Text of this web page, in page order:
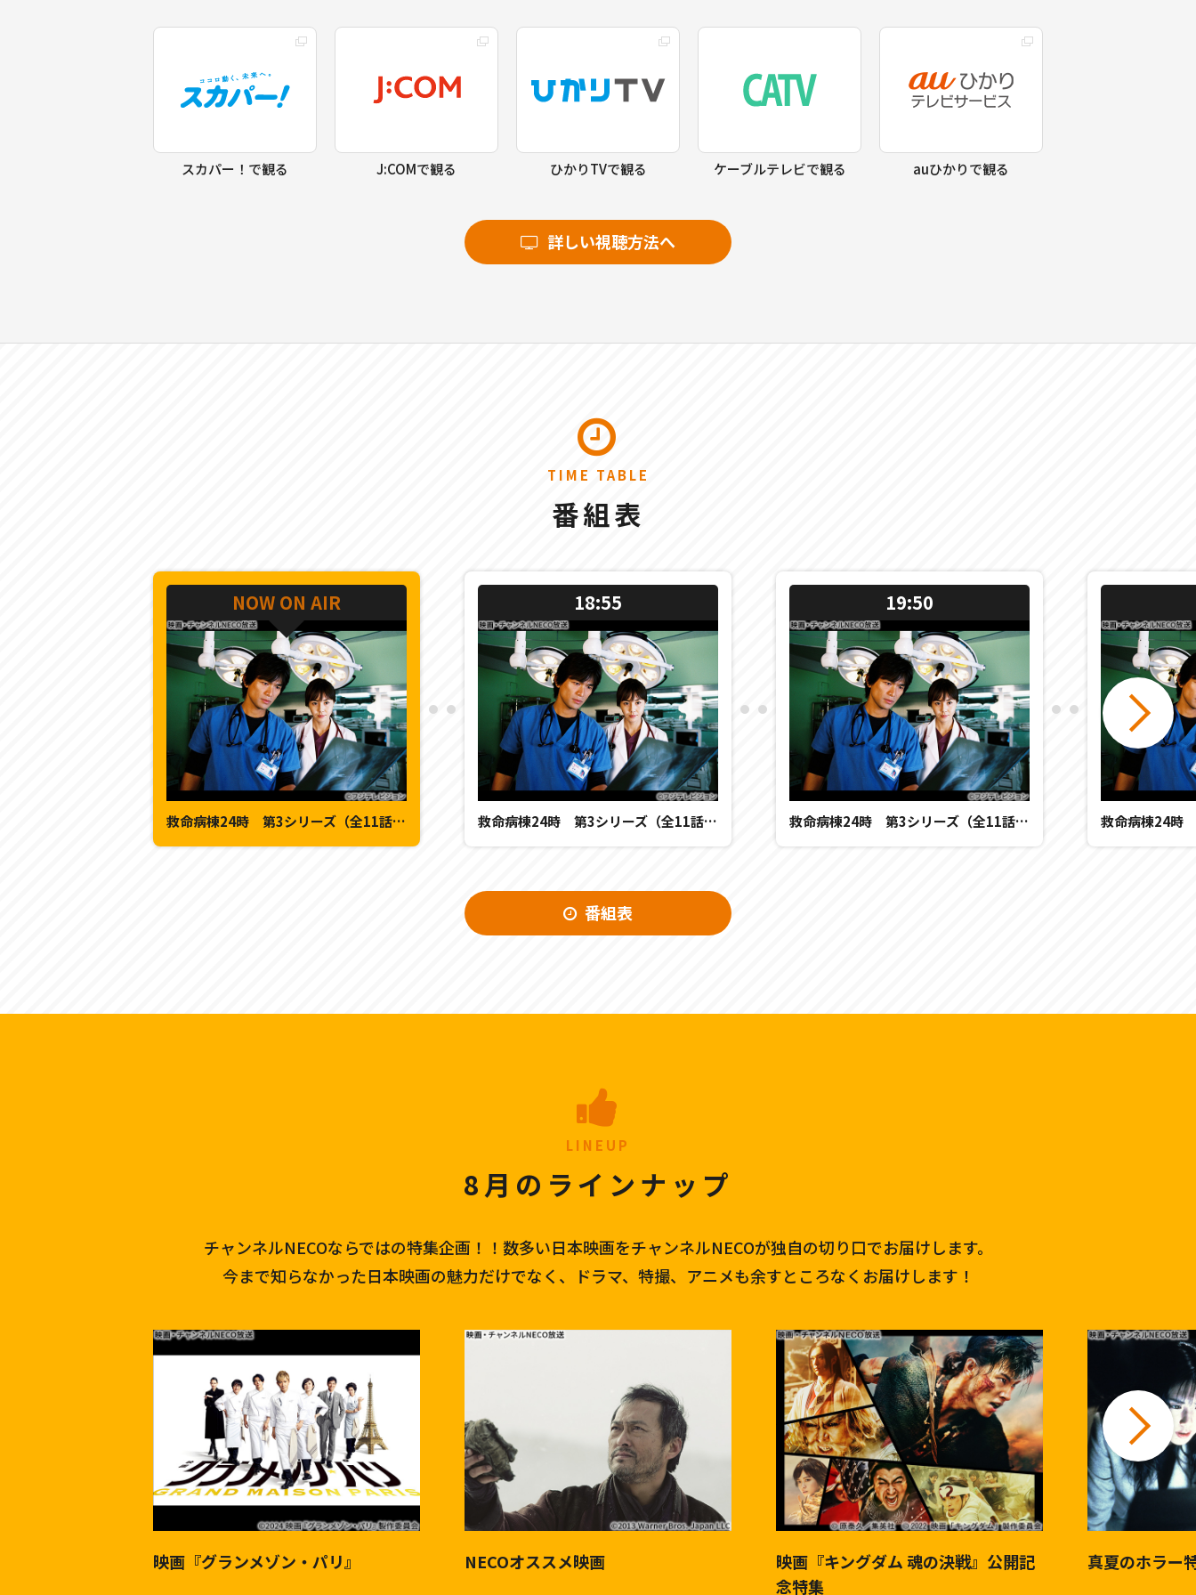
スカパー！で観る J:COMで観る ひかりTVで観る ケーブルテレビで観る auひかりで観る
詳しい視聴方法へ
TIME TABLE
番組表
NOW ON AIR
救命病棟24時 第3シリーズ（全11話） 第6話
18:55
救命病棟24時 第3シリーズ（全11話） 第7話
19:50
救命病棟24時 第3シリーズ（全11話） 第8話
番組表
LINEUP
8月のラインナップ
チャンネルNECOならではの特集企画！！数多い日本映画をチャンネルNECOが独自の切り口でお届けします。
今まで知らなかった日本映画の魅力だけでなく、ドラマ、特撮、アニメも余すところなくお届けします！
映画『グランメゾン・パリ』 NECOオススメ映画
映画『キングダム 魂の決戦』公開記
念特集
真夏のホラー